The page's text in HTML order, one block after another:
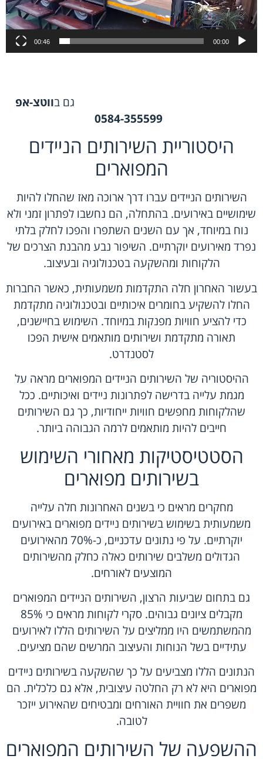
00:00
00:46
גם בווטצ-אפ
היסטוריית השירותים הניידים
המפוארים
השירותים הניידים עברו דרך ארוכה מאז שהחלו להיות
שימושיים באירועים. בהתחלה, הם נחשבו לפתרון זמני ולא
נוח במיוחד, אך עם השנים השתפרו והפכו לחלק בלתי
נפרד מאירועים יוקרתיים. השיפור נבע מהבנת הצרכים של
הלקוחות ומהשקעה בטכנולוגיה ובעיצוב.
בעשור האחרון חלה התקדמות משמעותית, כאשר החברות
החלו להשקיע בחומרים איכותיים ובטכנולוגיה מתקדמת
כדי להציע חוויות מפנקות במיוחד. השימוש בחיישנים,
תאורה מתקדמת ושירותים מותאמים אישית הפכו
לסטנדרט.
ההיסטוריה של השירותים הניידים המפוארים מראה על
מגמת עלייה בדרישה לפתרונות ניידים ואיכותיים. ככל
שהלקוחות מחפשים חוויות ייחודיות, כך גם השירותים
חייבים להיות מותאמים לרמה הגבוהה ביותר.
הסטטיסטיקות מאחורי השימוש
בשירותים מפוארים
מחקרים מראים כי בשנים האחרונות חלה עלייה
משמעותית בשימוש בשירותים ניידים מפוארים באירועים
יוקרתיים. על פי נתונים עדכניים, כ-70% מהאירועים
הגדולים משלבים שירותים כאלה כחלק מהשירותים
המוצעים לאורחים.
גם בתחום שביעות הרצון, השירותים הניידים המפוארים
מקבלים ציונים גבוהים. סקרי לקוחות מראים כי 85%
מהמשתמשים היו ממליצים על השירותים הללו לאירועים
עתידיים בשל הנוחות והעיצוב המרשים שהם מציעים.
הנתונים הללו מצביעים על כך שהשקעה בשירותים ניידים
מפוארים היא לא רק החלטה עיצובית, אלא גם כלכלית. הם
משפרים את חוויית האורחים ומבטיחים שהאירוע ייזכר
לטובה.
ההשפעה של השירותים המפוארים